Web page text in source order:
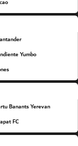
Yumbo
Banants Yerevan
FC